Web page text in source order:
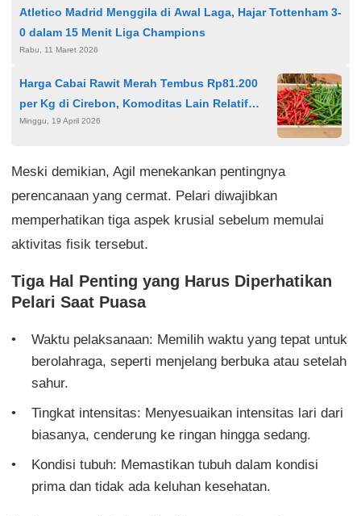
Atletico Madrid Menggila di Awal Laga, Hajar Tottenham 3-
0 dalam 15 Menit Liga Champions
Rabu, 11 Maret 2026
Harga Cabai Rawit Merah Tembus Rp81.200
per Kg di Cirebon, Komoditas Lain Relatif
Stabil
Minggu, 19 April 2026
Meski demikian, Agil menekankan pentingnya
perencanaan yang cermat. Pelari diwajibkan
memperhatikan tiga aspek krusial sebelum memulai
aktivitas fisik tersebut.
Tiga Hal Penting yang Harus Diperhatikan
Pelari Saat Puasa
Waktu pelaksanaan: Memilih waktu yang tepat untuk
berolahraga, seperti menjelang berbuka atau setelah
sahur.
Tingkat intensitas: Menyesuaikan intensitas lari dari
biasanya, cenderung ke ringan hingga sedang.
Kondisi tubuh: Memastikan tubuh dalam kondisi
prima dan tidak ada keluhan kesehatan.